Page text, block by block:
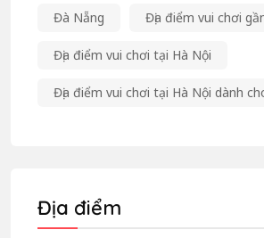
Đà Nẵng Địa điểm vui chơi
Địa điểm vui chơi tại Hà Nội
Địa điểm vui chơi tại Hà Nội dành
Địa điểm